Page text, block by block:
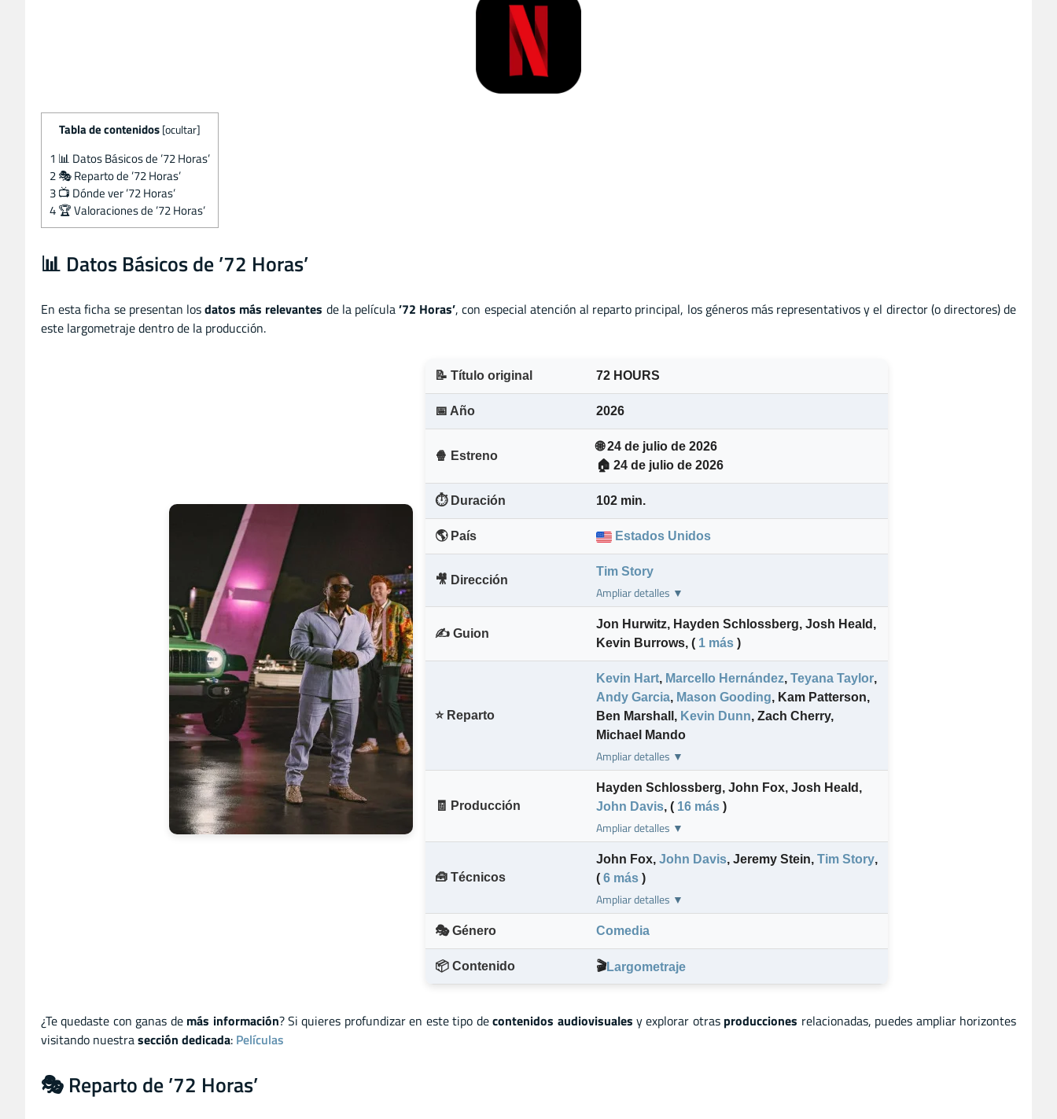
Tabla de contenidos [ocultar]
1 📊 Datos Básicos de ’72 Horas’
2🎭 Reparto de ’72 Horas’
3📺 Dónde ver ’72 Horas’
4🏆 Valoraciones de ’72 Horas’
📊 Datos Básicos de ’72 Horas’
En esta ficha se presentan losdatos más relevantes de la película’72 Horas’, con especial atención al reparto principal, los géneros más representativos y el director (o directores) de
este largometraje dentro de la producción.
📝 Título original 72 HOURS
📅 Año 2026
🍿 Estreno
🌐 24 de julio de 2026
🏠 24 de julio de 2026
⏱️ Duración 102 min.
🌎 País Estados Unidos
🎥 Dirección
Tim Story
Ampliar detalles ▼
✍️ Guion
Jon Hurwitz, Hayden Schlossberg, Josh Heald ,
Kevin Burrows, ( 1 más )
⭐ Reparto
Kevin Hart, Marcello Hernández, Teyana Taylor,
Andy Garcia, Mason Gooding, Kam Patterson,
Ben Marshall , Kevin Dunn, Zach Cherry,
Michael Mando
Ampliar detalles ▼
🧾 Producción
Hayden Schlossberg, John Fox, Josh Heald ,
John Davis, ( 16 más )
Ampliar detalles ▼
🧰 Técnicos
John Fox, John Davis, Jeremy Stein, Tim Story,
( 6 más )
Ampliar detalles ▼
🎭 Género Comedia
📦 Contenido 🎬Largometraje
¿Te quedaste con ganas de más información? Si quieres profundizar en este tipo decontenidos audiovisuales y explorar otras producciones relacionadas, puedes ampliar horizontes
visitando nuestrasección dedicada: Películas
🎭 Reparto de ’72 Horas’